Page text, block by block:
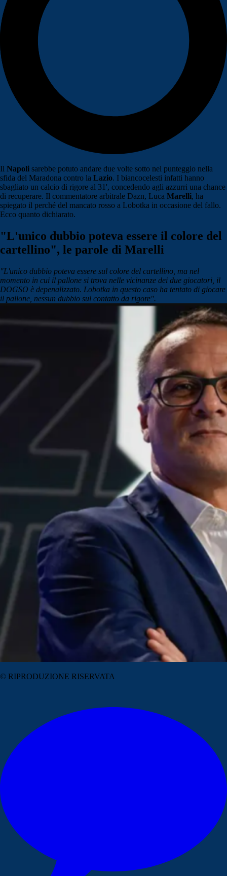
Il Napoli sarebbe potuto andare due volte sotto nel punteggio nella
sfida del Maradona contro la Lazio. I biancocelesti infatti hanno
sbagliato un calcio di rigore al 31', concedendo agli azzurri una chance
di recuperare. Il commentatore arbitrale Dazn, Luca Marelli, ha
spiegato il perché del mancato rosso a Lobotka in occasione del fallo.
Ecco quanto dichiarato.
"L'unico dubbio poteva essere il colore del
cartellino", le parole di Marelli
"L'unico dubbio poteva essere sul colore del cartellino, ma nel
momento in cui il pallone si trova nelle vicinanze dei due giocatori, il
DOGSO è depenalizzato. Lobotka in questo caso ha tentato di giocare
il pallone, nessun dubbio sul contatto da rigore".
© RIPRODUZIONE RISERVATA